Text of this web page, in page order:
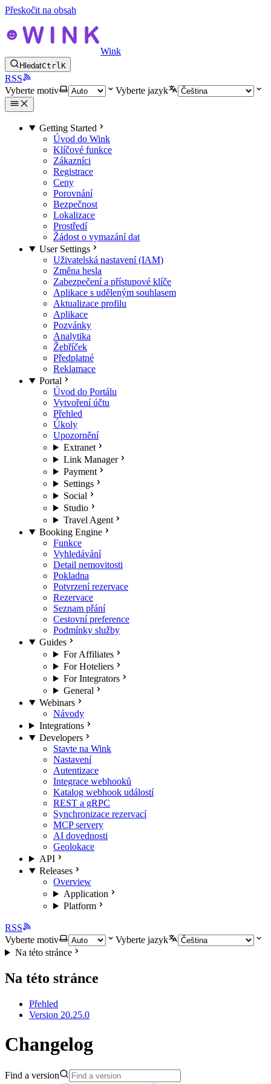
Přeskočit na obsah
Wink
HledatCtrlK
RSS
Vyberte motiv
Vyberte jazyk
Getting Started
Úvod do Wink
Klíčové funkce
Zákazníci
Registrace
Ceny
Porovnání
Bezpečnost
Lokalizace
Prostředí
Žádost o vymazání dat
User Settings
Uživatelská nastavení (IAM)
Změna hesla
Zabezpečení a přístupové klíče
Aplikace s uděleným souhlasem
Aktualizace profilu
Aplikace
Pozvánky
Analytika
Žebříček
Předplatné
Reklamace
Portal
Úvod do Portálu
Vytvoření účtu
Přehled
Úkoly
Upozornění
Extranet
Link Manager
Payment
Settings
Social
Studio
Travel Agent
Booking Engine
Funkce
Vyhledávání
Detail nemovitosti
Pokladna
Potvrzení rezervace
Rezervace
Seznam přání
Cestovní preference
Podmínky služby
Guides
For Affiliates
For Hoteliers
For Integrators
General
Webinars
Návody
Integrations
Developers
Stavte na Wink
Nastavení
Autentizace
Integrace webhooků
Katalog webhook událostí
REST a gRPC
Synchronizace rezervací
MCP servery
AI dovednosti
Geolokace
API
Releases
Overview
Application
Platform
RSS
Vyberte motiv
Vyberte jazyk
Na této stránce
Na této stránce
Přehled
Version 20.25.0
Changelog
Find a version